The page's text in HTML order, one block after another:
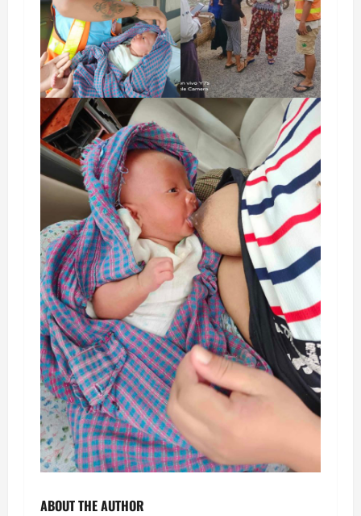
ABOUT THE AUTHOR